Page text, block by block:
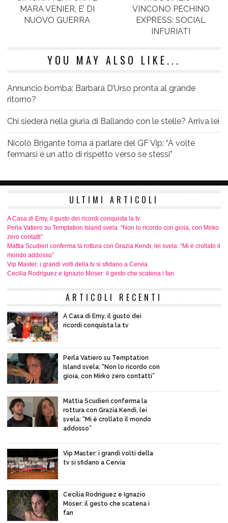
MARA VENIER, E’ DI
NUOVO GUERRA
VINCONO PECHINO
EXPRESS: SOCIAL
INFURIATI
YOU MAY ALSO LIKE...
Annuncio bomba: Barbara D’Urso pronta al grande
ritorno?
Chi siederà nella giuria di Ballando con le stelle? Arriva lei
Nicolò Brigante torna a parlare del GF Vip: “A volte
fermarsi è un atto di rispetto verso se stessi”
ULTIMI ARTICOLI
A Casa di Emy, il gusto dei ricordi conquista la tv
Perla Vatiero su Temptation Island svela: “Non lo ricordo con gioia, con Mirko
zero contatti”
Mattia Scudieri conferma la rottura con Grazia Kendi, lei svela: “Mi è crollato il
mondo addosso”
Vip Master: i grandi volti della tv si sfidano a Cervia
Cecilia Rodriguez e Ignazio Moser: il gesto che scatena i fan
ARTICOLI RECENTI
A Casa di Emy, il gusto dei
ricordi conquista la tv
Perla Vatiero su Temptation
Island svela: “Non lo ricordo con
gioia, con Mirko zero contatti”
Mattia Scudieri conferma la
rottura con Grazia Kendi, lei
svela: “Mi è crollato il mondo
addosso”
Vip Master: i grandi volti della
tv si sfidano a Cervia
Cecilia Rodriguez e Ignazio
Moser: il gesto che scatena i
fan